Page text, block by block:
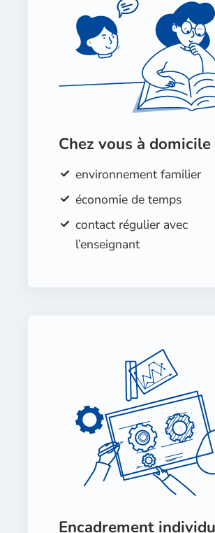
Chez vous à domicile
environnement familier
économie de temps
contact régulier avec
l’enseignant
Encadrement